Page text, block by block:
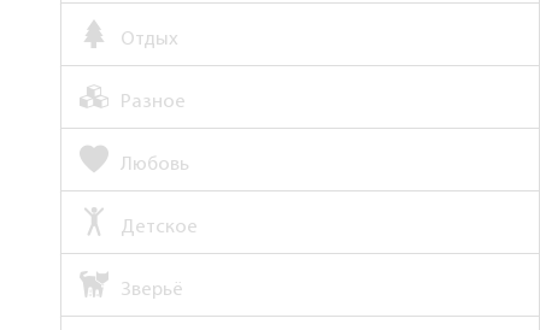
Отдых
Разное
Любовь
Детское
Зверьё